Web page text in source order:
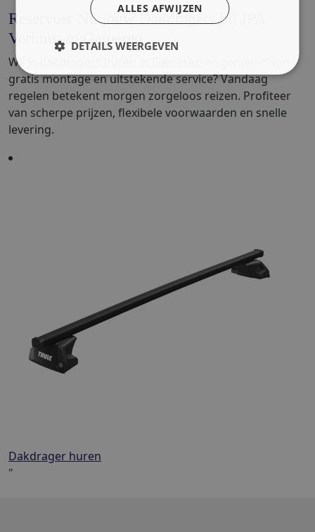
Reserveer Nu jouw Dakdragers bij JPA
Verhuur in Gameren
Wil je
gratis montage en uitstekende service? Vandaag
regelen betekent morgen zorgeloos reizen. Profiteer
van scherpe prijzen, flexibele voorwaarden en snelle
levering.
Dakdrager huren
"
ALLES AFWIJZEN
DETAILS WEERGEVEN